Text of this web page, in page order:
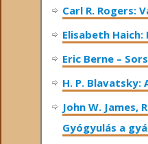
Carl R. Rogers:
Elisabeth Haich:
Eric Berne –
H. P. Blavatsky:
John W. James,
Gyógyulás a